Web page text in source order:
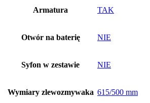
Armatura TAK
Otwór na baterię NIE
Syfon w zestawie NIE
Wymiary zlewozmywaka 615/500 mm